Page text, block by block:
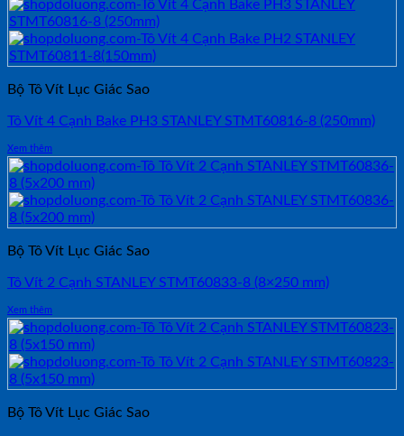
Bộ Tô Vít Lục Giác Sao
Tô Vít 4 Cạnh Bake PH3 STANLEY STMT60816-8 (250mm)
Xem thêm
Bộ Tô Vít Lục Giác Sao
Tô Vít 2 Cạnh STANLEY STMT60833-8 (8×250 mm)
Xem thêm
Bộ Tô Vít Lục Giác Sao